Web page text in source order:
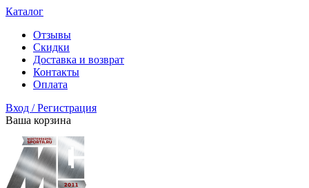
Каталог
Отзывы
Скидки
Доставка и возврат
Контакты
Оплата
Вход / Регистрация
Ваша корзина